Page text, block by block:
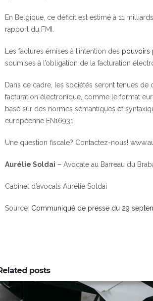
En Belgique, ce déficit est estimé à 11
rapport du FMI.
Les factures émises à l’intention des pouvoirs
soumises à l’obligation de la facturation
Dans ce cadre, les sociétés seront tenues de
facturation électronique, comme le format
basé sur des normes sémantiques et
européenne EN16931.
Une question fiscale? Contactez-nous!
Aurélie Soldai – Avocate au Barreau du
Cabinet d’avocats Aurélie Soldai
Source: Communiqué de presse du 29
posts
0 0